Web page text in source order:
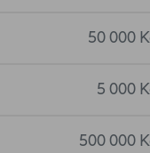
50 000
5 000
500 000